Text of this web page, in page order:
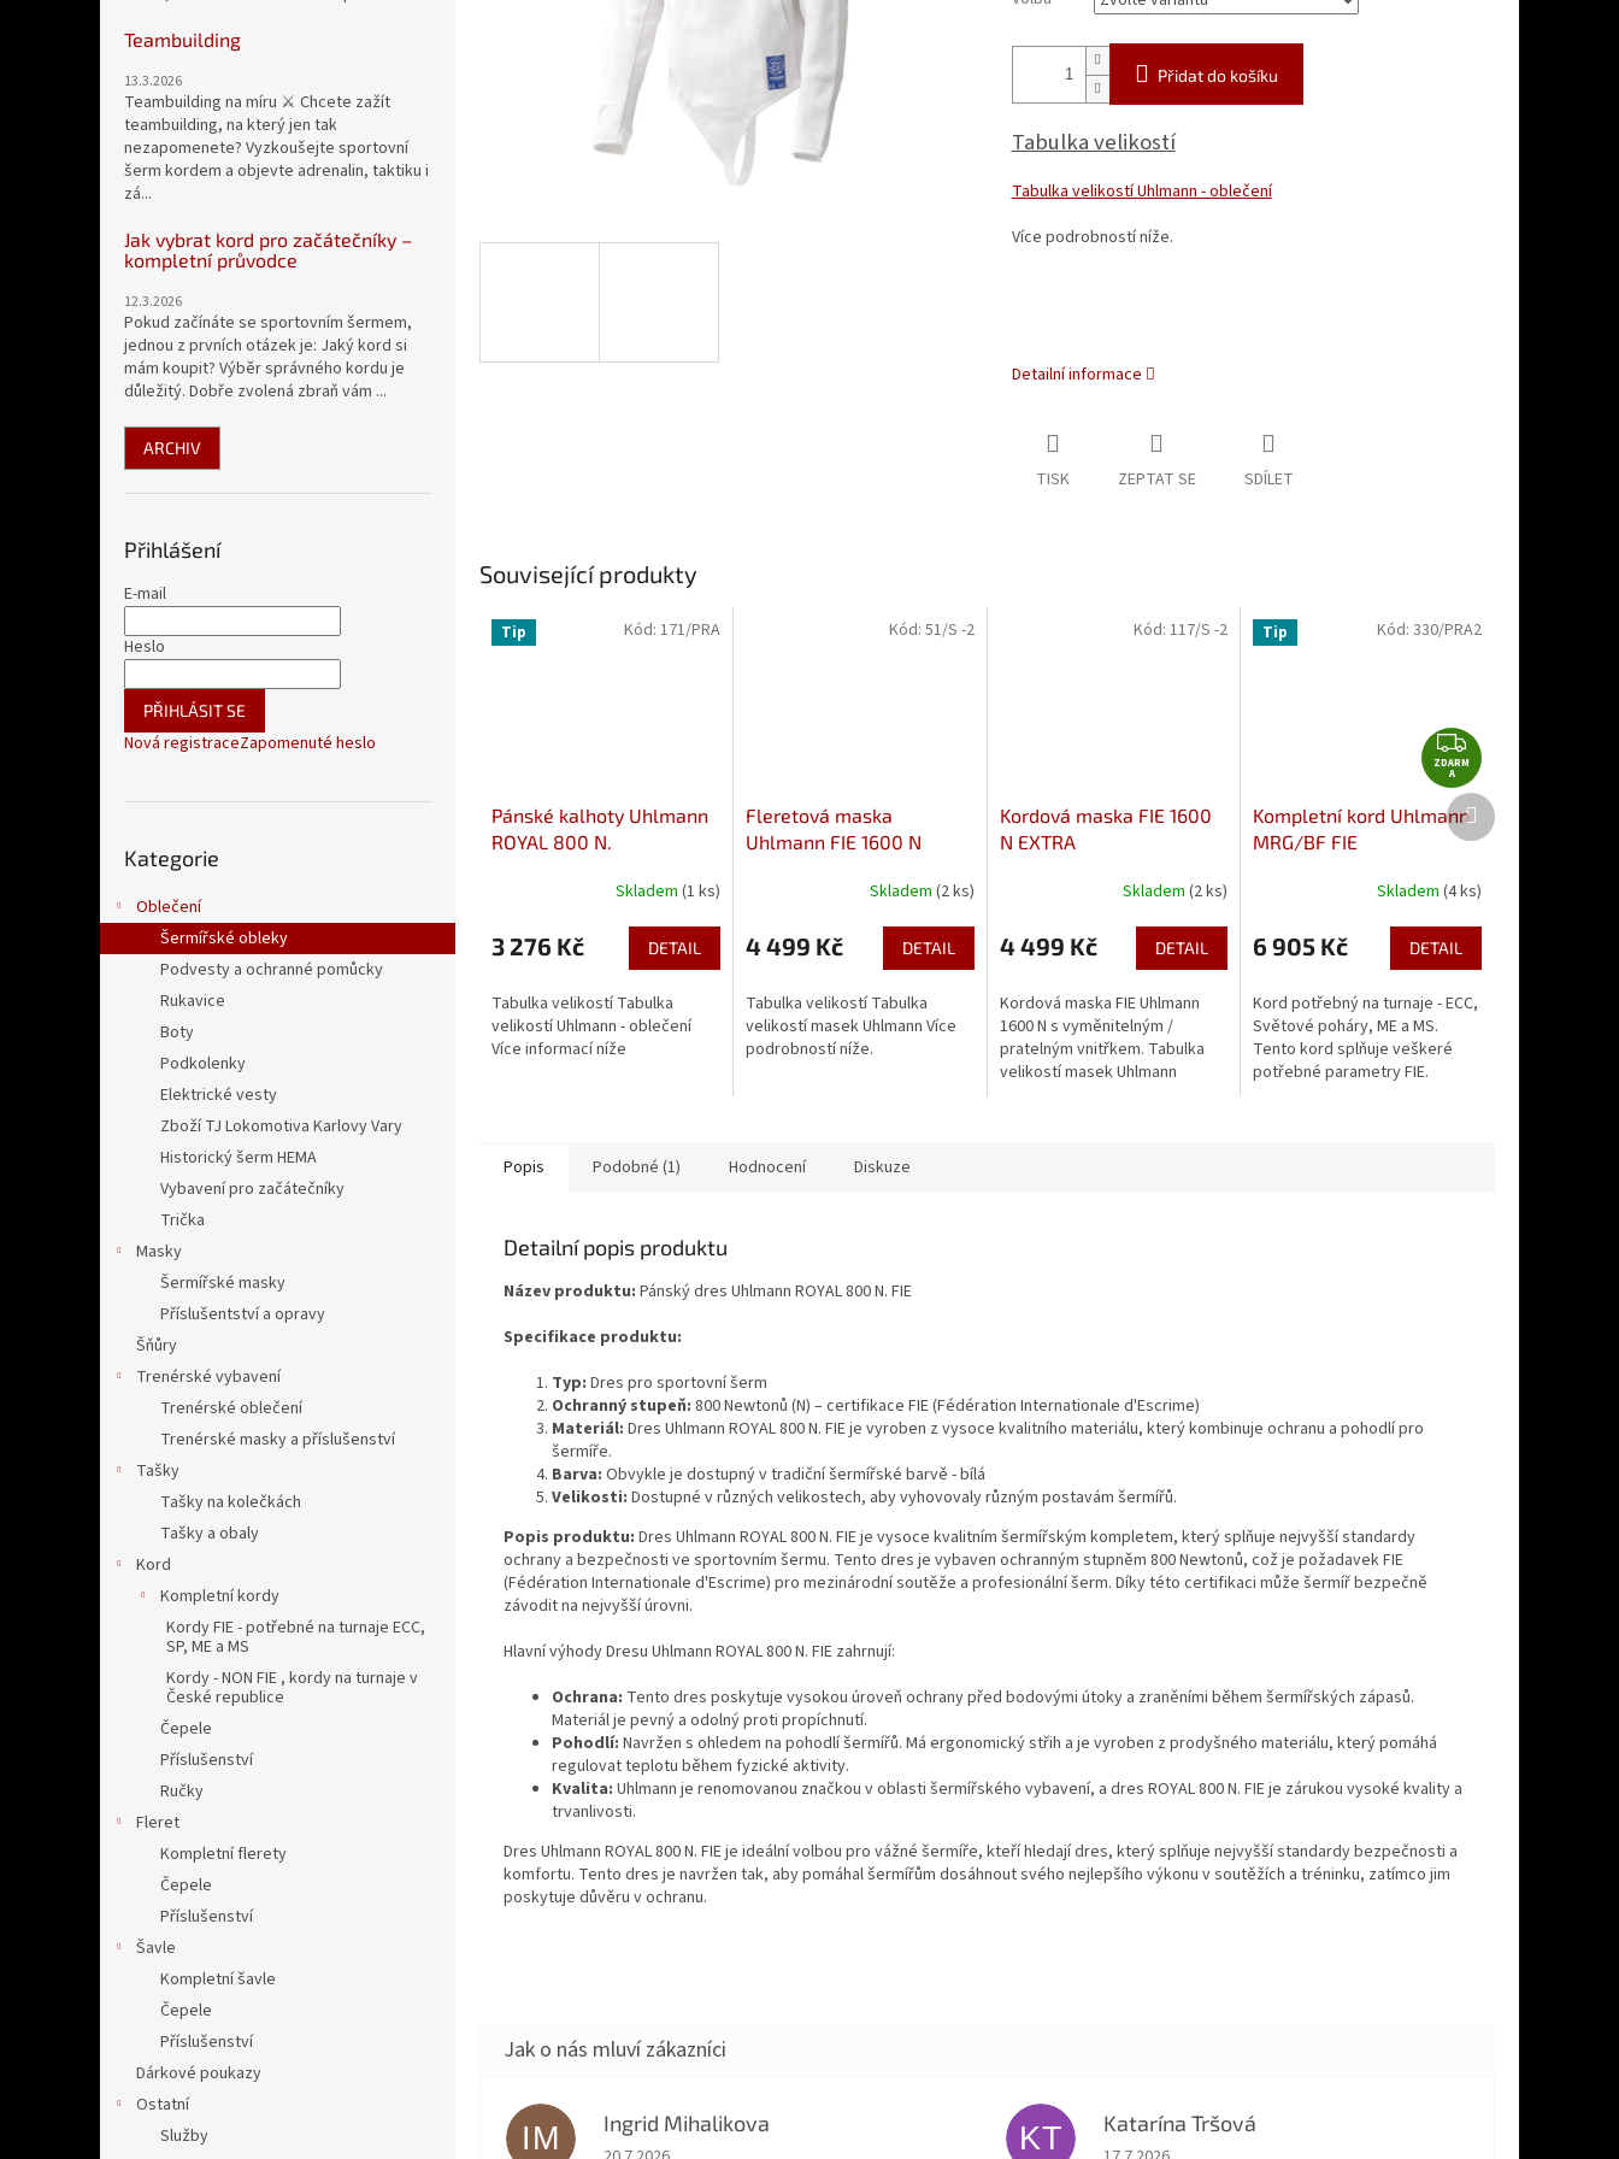
Teambuilding
13.3.2026
Teambuilding na míru ⚔️ Chcete zažít
teambuilding, na který jen tak
nezapomenete? Vyzkoušejte sportovní
šerm kordem a objevte adrenalin, taktiku i
zá...
Jak vybrat kord pro začátečníky –
kompletní průvodce
12.3.2026
Pokud začínáte se sportovním šermem,
jednou z prvních otázek je: Jaký kord si
mám koupit? Výběr správného kordu je
důležitý. Dobře zvolená zbraň vám ...
ARCHIV
Přihlášení
E-mail
Heslo
PŘIHLÁSIT SE
Nová registraceZapomenuté heslo
kategorie
Kategorie
Oblečení
Šermířské obleky
Podvesty a ochranné pomůcky
Rukavice
Boty
Podkolenky
Elektrické vesty
Zboží TJ Lokomotiva Karlovy Vary
Historický šerm HEMA
Vybavení pro začátečníky
Trička
Masky
Šermířské masky
Příslušentství a opravy
Šňůry
Trenérské vybavení
Trenérské oblečení
Trenérské masky a příslušenství
Tašky
Tašky na kolečkách
Tašky a obaly
Kord
Kompletní kordy
Kordy FIE - potřebné na turnaje ECC,
SP, ME a MS
Kordy - NON FIE , kordy na turnaje v
České republice
Čepele
Příslušenství
Ručky
Fleret
Kompletní flerety
Čepele
Příslušenství
Šavle
Kompletní šavle
Čepele
Příslušenství
Dárkové poukazy
Ostatní
Služby
Přidat do košíku
Tabulka velikostí
Tabulka velikostí Uhlmann - oblečení
Více podrobností níže.
Detailní informace
TISK ZEPTAT SE SDÍLET
Související produkty
Tip
Pánské kalhoty Uhlmann
ROYAL 800 N.
Skladem (1 ks)
3 276 Kč DETAIL
Tabulka velikostí Tabulka
velikostí Uhlmann - oblečení
Více informací níže
Kód: 171/PRA
Fleretová maska
Uhlmann FIE 1600 N
Skladem (2 ks)
4 499 Kč DETAIL
Tabulka velikostí Tabulka
velikostí masek Uhlmann Více
podrobností níže.
Kód: 51/S -2
Kordová maska FIE 1600
N EXTRA
Skladem(2 ks)
4 499 Kč DETAIL
Kordová maska FIE Uhlmann
1600 N s vyměnitelným /
pratelným vnitřkem. Tabulka
velikostí masek Uhlmann
Kód:117/S -2 Tip
Z
D
A
R
A
ZDARM
A
Kompletní kord Uhlmann
MRG/BF FIE
Skladem (4 ks)
6 905 Kč DETAIL
Kord potřebný na turnaje - ECC,
Světové poháry, ME a MS.
Tento kord splňuje veškeré
potřebné parametry FIE.
Kód: 330/PRA2
Další
produkt
Popis Podobné (1) Hodnocení Diskuze
Detailní popis produktu
Název produktu: Pánský dres Uhlmann ROYAL 800 N. FIE
Specifikace produktu:
Typ: Dres pro sportovní šerm
Ochranný stupeň: 800 Newtonů (N) – certifikace FIE (Fédération Internationale d'Escrime)
Materiál: Dres Uhlmann ROYAL 800 N. FIE je vyroben z vysoce kvalitního materiálu, který kombinuje ochranu a pohodlí pro
šermíře.
Barva: Obvykle je dostupný v tradiční šermířské barvě - bílá
Velikosti: Dostupné v různých velikostech, aby vyhovovaly různým postavám šermířů.
Popis produktu: Dres Uhlmann ROYAL 800 N. FIE je vysoce kvalitním šermířským kompletem, který splňuje nejvyšší standardy
ochrany a bezpečnosti ve sportovním šermu. Tento dres je vybaven ochranným stupněm 800 Newtonů, což je požadavek FIE
(Fédération Internationale d'Escrime) pro mezinárodní soutěže a profesionální šerm. Díky této certifikaci může šermíř bezpečně
závodit na nejvyšší úrovni.
Hlavní výhody Dresu Uhlmann ROYAL 800 N. FIE zahrnují:
Ochrana: Tento dres poskytuje vysokou úroveň ochrany před bodovými útoky a zraněními během šermířských zápasů.
Materiál je pevný a odolný proti propíchnutí.
Pohodlí: Navržen s ohledem na pohodlí šermířů. Má ergonomický střih a je vyroben z prodyšného materiálu, který pomáhá
regulovat teplotu během fyzické aktivity.
Kvalita: Uhlmann je renomovanou značkou v oblasti šermířského vybavení, a dres ROYAL 800 N. FIE je zárukou vysoké kvality a
trvanlivosti.
Dres Uhlmann ROYAL 800 N. FIE je ideální volbou pro vážné šermíře, kteří hledají dres, který splňuje nejvyšší standardy bezpečnosti a
komfortu. Tento dres je navržen tak, aby pomáhal šermířům dosáhnout svého nejlepšího výkonu v soutěžích a tréninku, zatímco jim
poskytuje důvěru v ochranu.
IM Ingrid Mihalikova
Hodnocení obchodu je 5 z 5 hvězdiček. KT Katarína Tršová
Hodnocení obchodu je 5 z 5 hvězdiček.